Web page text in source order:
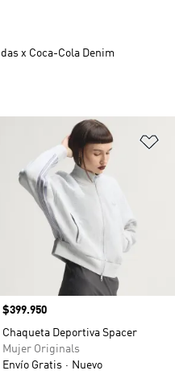
a la lista de deseos
Precio
$399.950
Chaqueta Deportiva Spacer
Mujer Originals
Envío Gratis
Nuevo
x Coca-Cola Denim